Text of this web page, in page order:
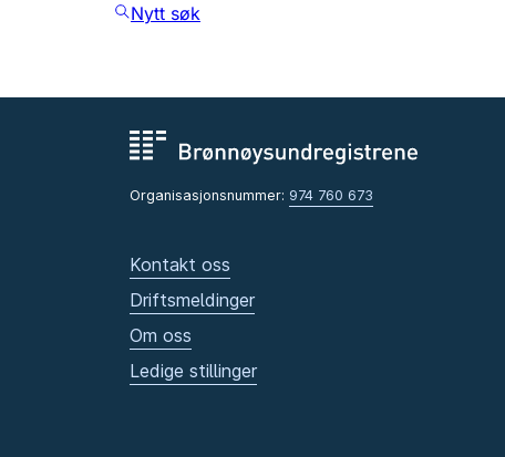
Nytt søk
Organisasjonsnummer: 974 760 673
Kontakt oss
Driftsmeldinger
Om oss
Ledige stillinger